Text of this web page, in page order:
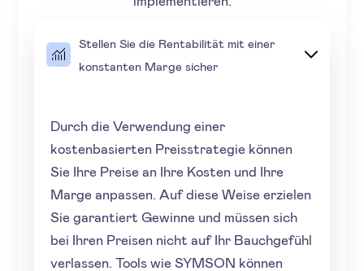
Stellen Sie die Rentabilität mit einer
konstanten Marge sicher
Durch die Verwendung einer
kostenbasierten Preisstrategie können
Sie Ihre Preise an Ihre Kosten und Ihre
Marge anpassen. Auf diese Weise erzielen
Sie garantiert Gewinne und müssen sich
bei Ihren Preisen nicht auf Ihr Bauchgefühl
verlassen. Tools wie SYMSON können